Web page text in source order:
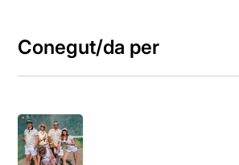
Conegut/da per